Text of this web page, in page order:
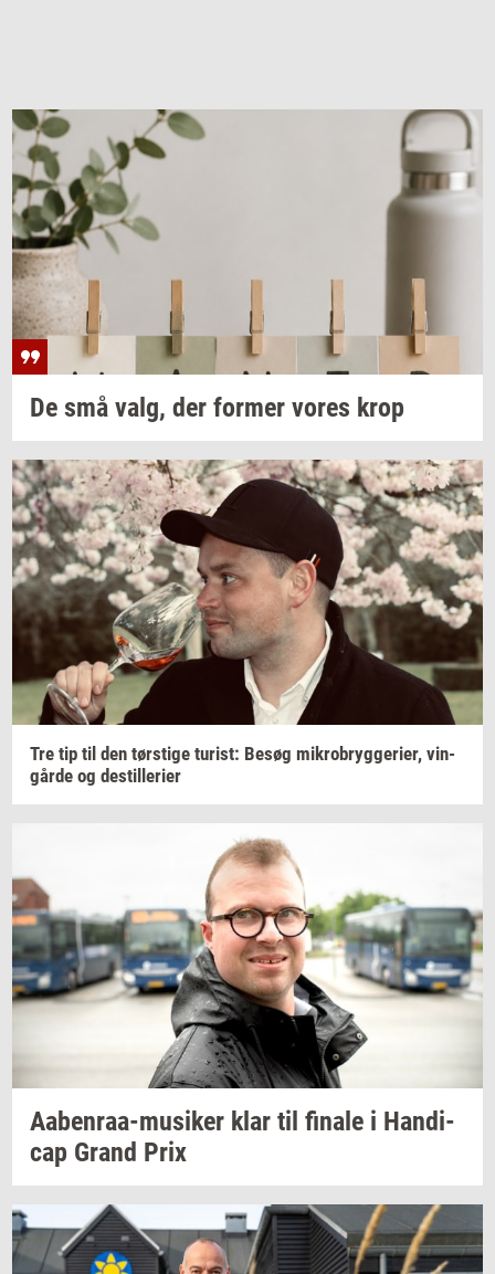
De små valg, der for­mer vores krop
Tre tip til den tørsti­ge turist: Besøg mi­kro­bryg­ge­ri­er, vin­
går­de og destil­le­ri­er
Aabenraa-​musiker klar til fi­na­le i Han­di­
cap Grand Prix